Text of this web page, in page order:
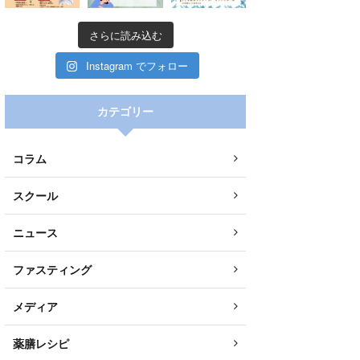
0
さらに読み込む
Instagram でフォロー
カテゴリー
コラム
スクール
ニュース
ファスティング
メディア
薬膳レシピ